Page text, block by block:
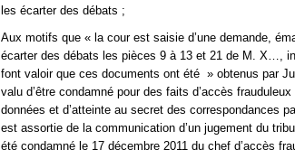
les écarter des débats ;
Aux motifs que « la cour est saisie d’une demande,
écarter des débats les pièces 9 à 13 et 21 de M. X…,
font valoir que ces documents ont été » obtenus par
valu d’être condamné pour des faits d’accès
données et d’atteinte au secret des correspondances
est assortie de la communication d’un jugement du
été condamné le 17 décembre 2011 du chef d’accès